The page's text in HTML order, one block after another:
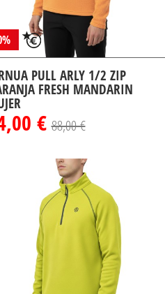
PULL ARLY 1/2 ZIP
FRESH MANDARIN
€88,00 €